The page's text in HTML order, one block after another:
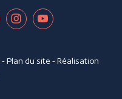
-Plan du site - Réalisation